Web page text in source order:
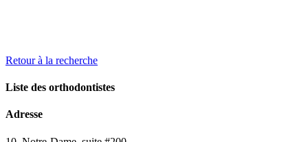
Retour à la recherche
Liste des orthodontistes
Adresse